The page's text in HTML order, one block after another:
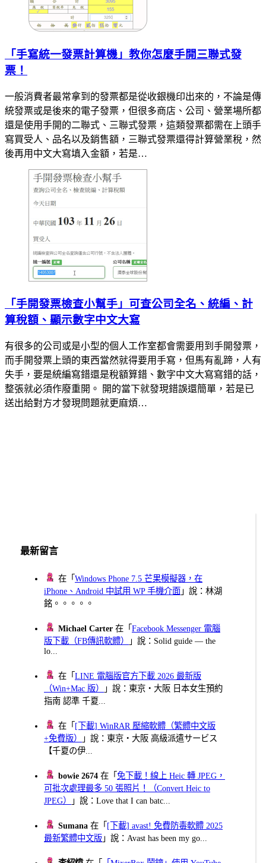
「手寫統一發票計算機」教你怎麼手開三聯式發
票！
一般消費者最常拿到的發票都是從收銀機印出來的，不論是傳
統發票或是後來的電子發票，但很多商店、公司、營業場所都
還是使用手開的二聯式、三聯式發票，這類發票都需在上頭手
寫買受人、品名以及銷售額，三聯式發票還得計算營業稅，然
後再用中文大寫填入金額，若是…
「手開發票檢查小幫手」可查公司全名、統編、計
算稅額、顯示數字中文大寫
有很多的公司或是小型的個人工作室都會需要用到手開發票，
而手開發票上頭的東西當然就得要用手寫，但馬有亂蹄，人有
失手，要是統編寫錯還是稅額算錯、數字中文大寫寫錯的話，
整張就必須作廢重開。 開的當下就發現錯誤還簡單，若是已
送出給對方才發現問題就更麻煩…
最新留言
在「Windows Phone 7.5 芒果模擬器，在
iPhone、Android 中試用 WP 手機介面 」說：林湖
銘。。。。。
Michael Carter 在「Facebook Messenger 電腦
版下載（FB傳訊軟體）
」說：Solid guide — the
lo...
在「LINE 電腦版官方下載 2026 最新版
（Win+Mac 版）
」說：東京・大阪 日本女生預約
指南 認準 千夏...
在「 [下載] WinRAR 壓縮軟體（繁體中文版
+免費版）
」說：東京・大阪 高級派遣サービス
【千夏の伊...
bowie 2674 在「免下載！線上 Heic 轉 JPEG，
可批次處理最多 50 張照片！（Convert Heic to
JPEG）
」說：Love that I can batc...
Sumana 在「 [下載] avast! 免費防毒軟體 2025
最新繁體中文版 」說：Avast has been my go...